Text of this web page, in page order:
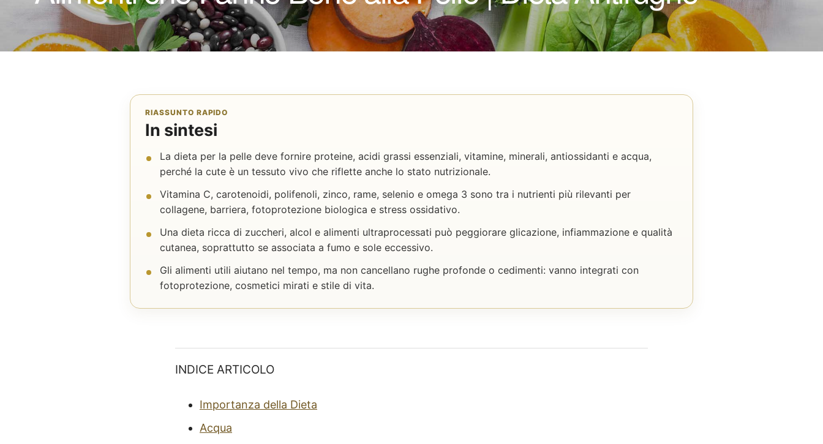
RIASSUNTO RAPIDO
In sintesi
La dieta per la pelle deve fornire proteine, acidi grassi essenziali, vitamine, minerali, antiossidanti e acqua,
perché la cute è un tessuto vivo che riflette anche lo stato nutrizionale.
Vitamina C, carotenoidi, polifenoli, zinco, rame, selenio e omega 3 sono tra i nutrienti più rilevanti per
collagene, barriera, fotoprotezione biologica e stress ossidativo.
Una dieta ricca di zuccheri, alcol e alimenti ultraprocessati può peggiorare glicazione, infiammazione e qualità
cutanea, soprattutto se associata a fumo e sole eccessivo.
Gli alimenti utili aiutano nel tempo, ma non cancellano rughe profonde o cedimenti: vanno integrati con
fotoprotezione, cosmetici mirati e stile di vita.
INDICE ARTICOLO
Importanza della Dieta
Acqua